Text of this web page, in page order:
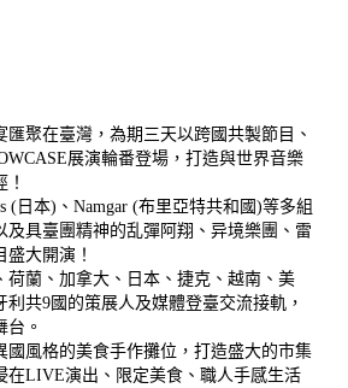
匯聚在臺灣，為期三天以跨國共製節目、
展演輪番登場，打造與世界音樂
(日本)、Namgar (布里亞特共和國)等多組
及具臺團精神的乱彈阿翔、异境樂團、雷
盛大開演！
荷蘭、加拿大、日本、捷克、越南、美
利共9國的策展人及媒體登臺交流接軌，
台。
國風格的美食手作攤位，打造盛大的市集
在LIVE演出、限定美食、職人手感生活